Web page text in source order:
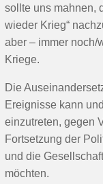
sollte uns mahnen,
wieder Krieg“
aber – immer noch/
Kriege.
Die
Ereignisse kann
einzutreten, gegen
Fortsetzung der
und die
möchten.